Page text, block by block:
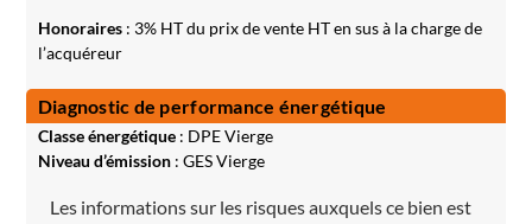
Honoraires: 3% HT du prix de vente HT en sus à la charge de
l’acquéreur
Diagnostic de performance énergétique
Classe énergétique: DPE Vierge
Niveau d’émission: GES Vierge
Les informations sur les risques auxquels ce bien est